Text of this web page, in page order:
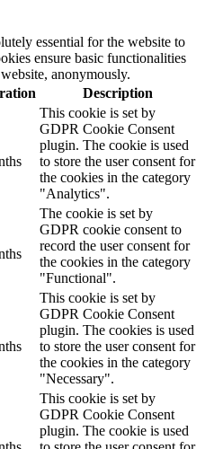
essential for the website to
ensure basic functionalities
anonymously.
Description
This cookie is set by
GDPR Cookie Consent
plugin. The cookie is used
to store the user consent for
the cookies in the category
"Analytics".
The cookie is set by
GDPR cookie consent to
record the user consent for
the cookies in the category
"Functional".
This cookie is set by
GDPR Cookie Consent
plugin. The cookies is used
to store the user consent for
the cookies in the category
"Necessary".
This cookie is set by
GDPR Cookie Consent
plugin. The cookie is used